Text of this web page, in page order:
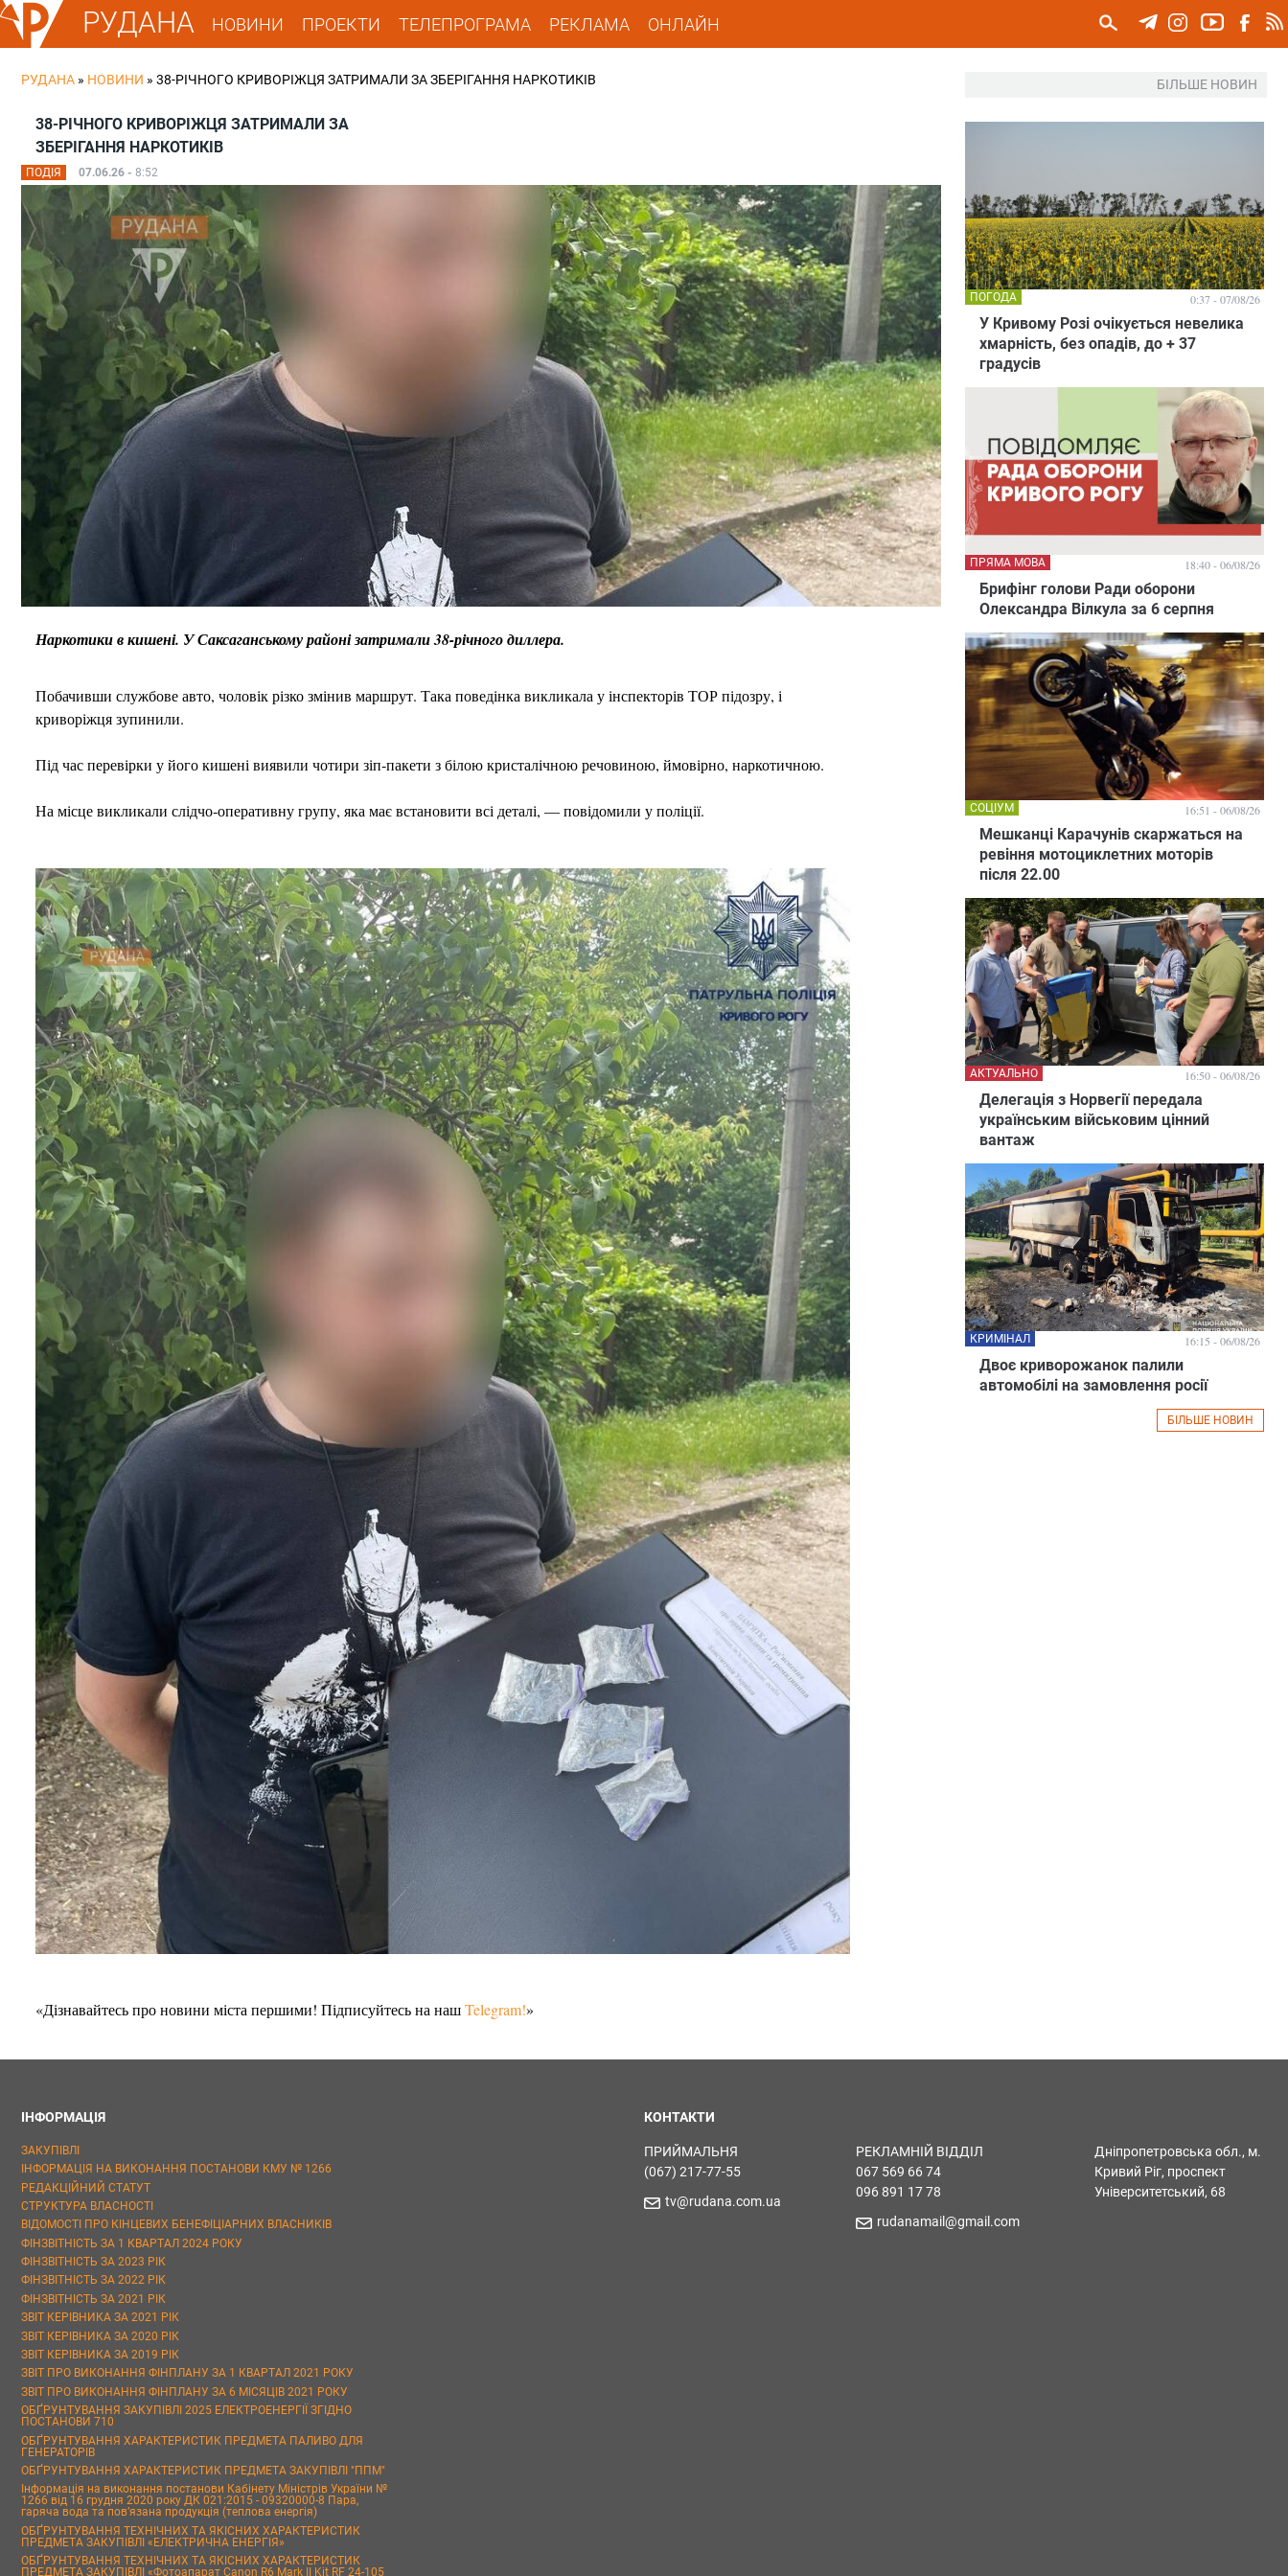
РУДАНА НОВИНИ ПРОЕКТИ ТЕЛЕПРОГРАМА РЕКЛАМА ОНЛАЙН
РУДАНА » НОВИНИ » 38-РІЧНОГО КРИВОРІЖЦЯ ЗАТРИМАЛИ ЗА ЗБЕРІГАННЯ НАРКОТИКІВ
38-РІЧНОГО КРИВОРІЖЦЯ ЗАТРИМАЛИ ЗА
ЗБЕРІГАННЯ НАРКОТИКІВ
ПОДІЯ 07.06.26 - 8:52
Наркотики в кишені. У Саксаганському районі затримали 38-річного диллера.
Побачивши службове авто, чоловік різко змінив маршрут. Така поведінка викликала у інспекторів ТОР підозру, і
криворіжця зупинили.
Під час перевірки у його кишені виявили чотири зіп‑пакети з білою кристалічною речовиною, ймовірно, наркотичною.
На місце викликали слідчо‑оперативну групу, яка має встановити всі деталі, — повідомили у поліції.
«Дізнавайтесь про новини міста першими! Підписуйтесь на нашTelegram!»
БІЛЬШЕ НОВИН
У Кривому Розі очікується невелика
хмарність, без опадів, до + 37
градусів
ПОГОДА 0:37 - 07/08/26
Брифінг голови Ради оборони
Олександра Вілкула за 6 серпня
ПРЯМА МОВА 18:40 - 06/08/26
Мешканці Карачунів скаржаться на
ревіння мотоциклетних моторів
після 22.00
СОЦІУМ 16:51 - 06/08/26
Делегація з Норвегії передала
українським військовим цінний
вантаж
АКТУАЛЬНО 16:50 - 06/08/26
Двоє криворожанок палили
автомобілі на замовлення росії
КРИМІНАЛ 16:15 - 06/08/26
БІЛЬШЕ НОВИН
ІНФОРМАЦІЯ
ЗАКУПІВЛІ
ІНФОРМАЦІЯ НА ВИКОНАННЯ ПОСТАНОВИ КМУ № 1266
РЕДАКЦІЙНИЙ СТАТУТ
СТРУКТУРА ВЛАСНОСТІ
ВІДОМОСТІ ПРО КІНЦЕВИХ БЕНЕФІЦІАРНИХ ВЛАСНИКІВ
ФІНЗВІТНІСТЬ ЗА 1 КВАРТАЛ 2024 РОКУ
ФІНЗВІТНІСТЬ ЗА 2023 РІК
ФІНЗВІТНІСТЬ ЗА 2022 РІК
ФІНЗВІТНІСТЬ ЗА 2021 РІК
ЗВІТ КЕРІВНИКА ЗА 2021 РІК
ЗВІТ КЕРІВНИКА ЗА 2020 РІК
ЗВІТ КЕРІВНИКА ЗА 2019 РІК
ЗВІТ ПРО ВИКОНАННЯ ФІНПЛАНУ ЗА 1 КВАРТАЛ 2021 РОКУ
ЗВІТ ПРО ВИКОНАННЯ ФІНПЛАНУ ЗА 6 МІСЯЦІВ 2021 РОКУ
ОБҐРУНТУВАННЯ ЗАКУПІВЛІ 2025 ЕЛЕКТРОЕНЕРГІЇ ЗГІДНО
ПОСТАНОВИ 710
ОБҐРУНТУВАННЯ ХАРАКТЕРИСТИК ПРЕДМЕТА ПАЛИВО ДЛЯ
ГЕНЕРАТОРІВ
ОБҐРУНТУВАННЯ ХАРАКТЕРИСТИК ПРЕДМЕТА ЗАКУПІВЛІ "ППМ"
Інформація на виконання постанови Кабінету Міністрів України №
1266 від 16 грудня 2020 року ДК 021:2015 - 09320000-8 Пара,
гаряча вода та пов’язана продукція (теплова енергія)
ОБҐРУНТУВАННЯ ТЕХНІЧНИХ ТА ЯКІСНИХ ХАРАКТЕРИСТИК
ПРЕДМЕТА ЗАКУПІВЛІ «ЕЛЕКТРИЧНА ЕНЕРГІЯ»
ОБҐРУНТУВАННЯ ТЕХНІЧНИХ ТА ЯКІСНИХ ХАРАКТЕРИСТИК
ПРЕДМЕТА ЗАКУПІВЛІ «Фотоапарат Canon R6 Mark II Kit RF 24-105
КОНТАКТИ
ПРИЙМАЛЬНЯ
(067) 217-77-55
tv@rudana.com.ua
РЕКЛАМНІЙ ВІДДІЛ
067 569 66 74
096 891 17 78
rudanamail@gmail.com
Дніпропетровська обл., м.
Кривий Ріг, проспект
Університетський, 68